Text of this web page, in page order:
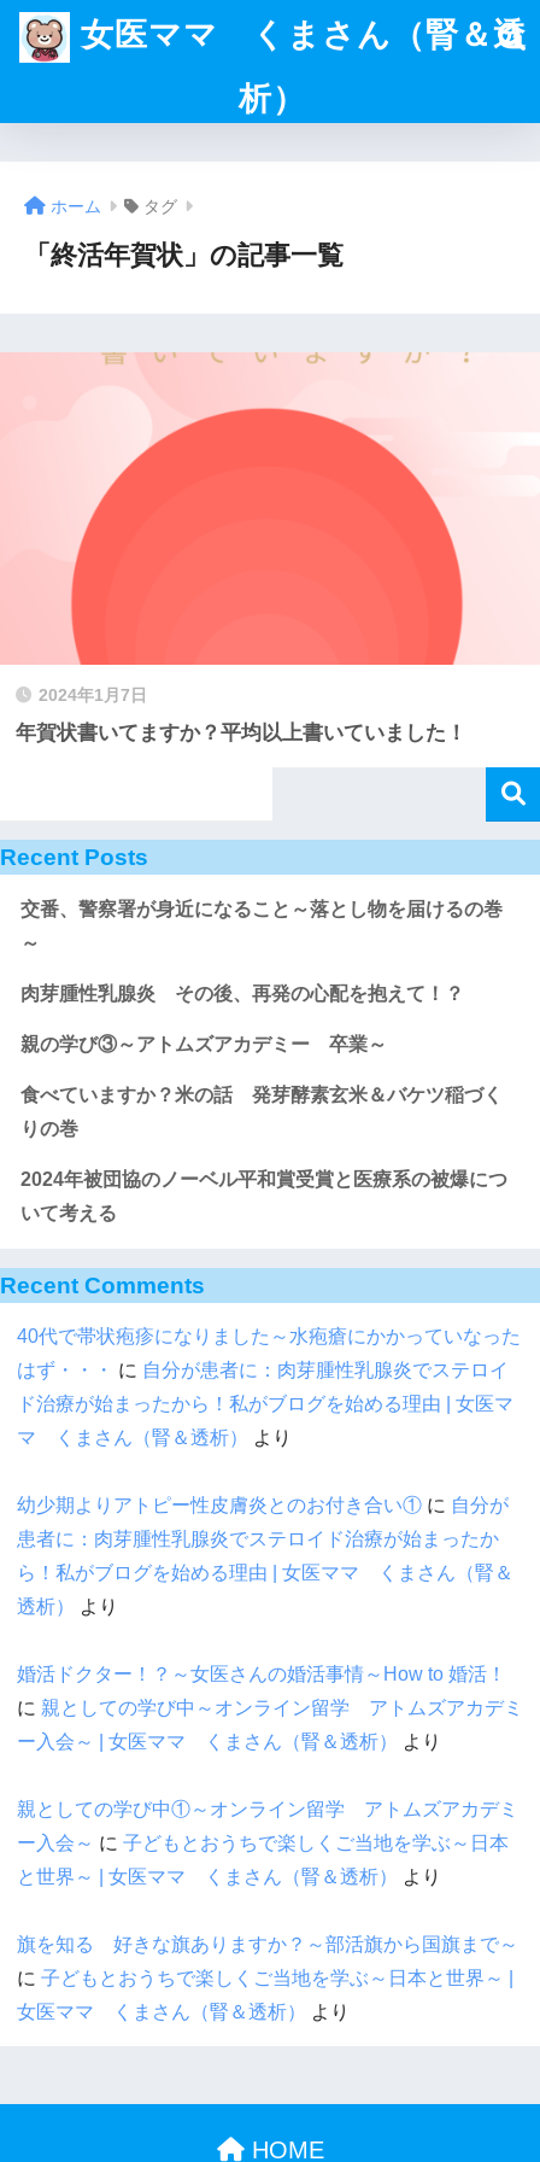
女医ママ くまさん（腎＆透
析）
ホーム タグ
「終活年賀状」の記事一覧
2024年1月7日
年賀状書いてますか？平均以上書いていました！
Recent Posts
交番、警察署が身近になること～落とし物を届けるの巻
～
肉芽腫性乳腺炎 その後、再発の心配を抱えて！？
親の学び③～アトムズアカデミー 卒業～
食べていますか？米の話 発芽酵素玄米＆バケツ稲づく
りの巻
2024年被団協のノーベル平和賞受賞と医療系の被爆につ
いて考える
Recent Comments
40代で帯状疱疹になりました～水疱瘡にかかっていなった
はず・・・
に 自分が患者に：肉芽腫性乳腺炎でステロイ
ド治療が始まったから！私がブログを始める理由 | 女医マ
マ くまさん（腎＆透析）
より
幼少期よりアトピー性皮膚炎とのお付き合い① に 自分が
患者に：肉芽腫性乳腺炎でステロイド治療が始まったか
ら！私がブログを始める理由 | 女医ママ くまさん（腎＆
透析）
より
婚活ドクター！？～女医さんの婚活事情～How to 婚活！
に 親としての学び中～オンライン留学 アトムズアカデミ
ー入会～ | 女医ママ くまさん（腎＆透析）
より
親としての学び中①～オンライン留学 アトムズアカデミ
ー入会～ に 子どもとおうちで楽しくご当地を学ぶ～日本
と世界～ | 女医ママ くまさん（腎＆透析）
より
旗を知る 好きな旗ありますか？～部活旗から国旗まで～
に 子どもとおうちで楽しくご当地を学ぶ～日本と世界～ |
女医ママ くまさん（腎＆透析）
より
HOME